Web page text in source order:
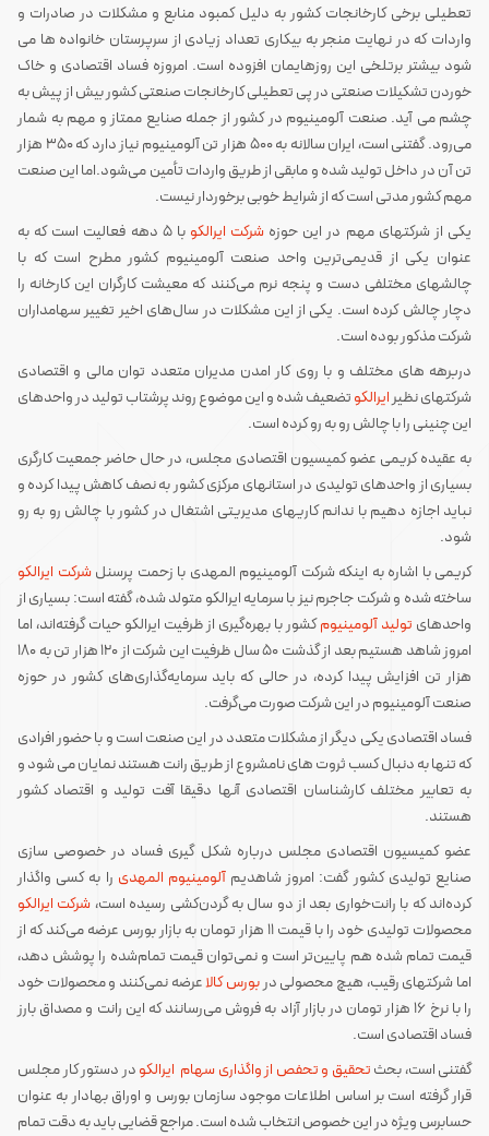
تعطیلی برخی کارخانجات کشور به دلیل کمبود منابع و مشکلات در صادرات و
واردات که در نهایت منجر به بیکاری تعداد زیادی از سرپرستان خانواده ها می
شود بیشتر برتلخی این روزهایمان افزوده است. امروزه فساد اقتصادی و خاک
خوردن تشکیلات صنعتی در پی تعطیلی کارخانجات صنعتی کشور بیش از پیش به
چشم می آید. صنعت آلومینیوم در کشور از جمله صنایع ممتاز و مهم به شمار
می‌رود. گفتنی است، ایران سالانه به 500 هزار تن آلومینیوم نیاز دارد که 350 هزار
تن آن در داخل تولید شده و مابقی از طریق واردات تأمین می‌شود.اما این صنعت
مهم کشور مدتی است که از شرایط خوبی برخوردار نیست.
یکی از شرکتهای مهم در این حوزه شرکت ایرالکو
با 5 دهه فعالیت است که به
عنوان یکی از قدیمی‌ترین واحد صنعت آلومینیوم کشور مطرح است که با
چالشهای مختلفی دست و پنجه نرم می‌کنند که معیشت کارگران این کارخانه را
دچار چالش کرده است. یکی از این مشکلات در سال‌های اخیر تغییر سهامداران
شرکت مذکور بوده است.
دربرهه های مختلف و با روی کار امدن مدیران متعدد توان مالی و اقتصادی
شرکتهای نظیرایرالکوتضعیف شده و این موضوع روند پرشتاب تولید در واحدهای
این چنینی را با چالش رو به رو کرده است.
به عقیده کریمی عضو کمیسیون اقتصادی مجلس، در حال حاضر جمعیت کارگری
بسیاری از واحدهای تولیدی در استانهای مرکزی کشور به نصف کاهش پیدا کرده و
نباید اجازه دهیم با ندانم کاریهای مدیریتی اشتغال در کشور با چالش رو به رو
شود.
کریمی با اشاره به اینکه شرکت آلومینیوم المهدی با زحمت پرسنلشرکت ایرالکو
ساخته شده و شرکت جاجرم نیز با سرمایه ایرالکو متولد شده، گفته است: بسیاری از
واحدهای تولید آلومینیومکشور با بهره‌گیری از ظرفیت ایرالکو حیات گرفته‌اند، اما
امروز شاهد هستیم بعد از گذشت 50 سال ظرفیت این شرکت از 120 هزار تن به 180
هزار تن افزایش پیدا کرده، در حالی که باید سرمایه‌گذاری‌های کشور در حوزه
صنعت آلومینیوم در این شرکت صورت می‌گرفت.
فساد اقتصادی یکی دیگر از مشکلات متعدد در این صنعت است و با حضور افرادی
که تنها به دنبال کسب ثروت های نامشروع از طریق رانت هستند نمایان می شود و
به تعابیر مختلف کارشناسان اقتصادی آنها دقیقا آفت تولید و اقتصاد کشور
هستند.
عضو کمیسیون اقتصادی مجلس درباره شکل گیری فساد در خصوصی سازی
صنایع تولیدی کشور گفت: امروز شاهدیم آلومینیوم المهدی را به کسی واگذار
کرده‌اند که با رانت‌خواری بعد از دو سال به گردن‌کشی رسیده است، شرکت ایرالکو
محصولات تولیدی خود را با قیمت 11 هزار تومان به بازار بورس عرضه می‌کند که از
قیمت تمام شده هم پایین‌تر است و نمی‌توان قیمت تمام‌شده را پوشش دهد،
اما شرکتهای رقیب، هیچ محصولی در بورس کالاعرضه نمی‌کنند و محصولات خود
را با نرخ 16 هزار تومان در بازار آزاد به فروش می‌رسانند که این رانت و مصداق بارز
فساد اقتصادی است.
گفتنی است، بحثتحقیق و تحفص از واگذاری سهام ایرالکودر دستور کار مجلس
قرار گرفته است بر اساس اطلاعات موجود سازمان بورس و اوراق بهادار به عنوان
حسابرس ویژه در این خصوص انتخاب شده است. مراجع قضایی باید به دقت تمام